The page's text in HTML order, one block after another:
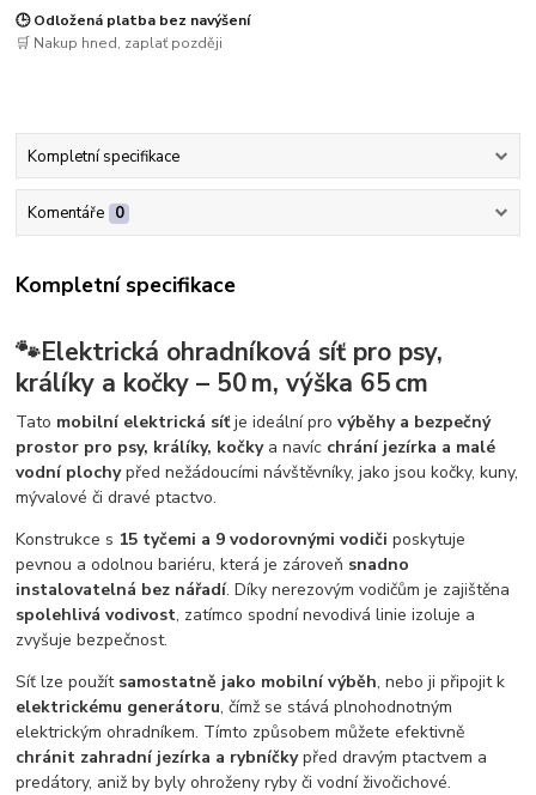
🕒 Odložená platba bez navýšení
🛒 Nakup hned, zaplať později
Kompletní specifikace
Komentáře 0
Kompletní specifikace
🐾Elektrická ohradníková síť pro psy,
králíky a kočky – 50 m, výška 65 cm
Tato mobilní elektrická síťje ideální provýběhy a bezpečný
prostor pro psy, králíky, kočkya navíc chrání jezírka a malé
vodní plochypřed nežádoucími návštěvníky, jako jsou kočky, kuny,
mývalové či dravé ptactvo.
Konstrukce s 15 tyčemi a 9 vodorovnými vodiči poskytuje
pevnou a odolnou bariéru, která je zároveň snadno
instalovatelná bez nářadí. Díky nerezovým vodičům je zajištěna
spolehlivá vodivost, zatímco spodní nevodivá linie izoluje a
zvyšuje bezpečnost.
Síť lze použít samostatně jako mobilní výběh, nebo ji připojit k
elektrickému generátoru, čímž se stává plnohodnotným
elektrickým ohradníkem. Tímto způsobem můžete efektivně
chránit zahradní jezírka a rybníčkypřed dravým ptactvem a
predátory, aniž by byly ohroženy ryby či vodní živočichové.